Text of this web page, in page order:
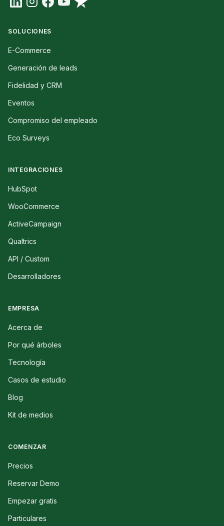
SOLUCIONES
E-Commerce
Generación de leads
Fidelidad y CRM
Eventos
Compromiso del empleado
Eco Surveys
INTEGRACIONES
HubSpot
WooCommerce
ActiveCampaign
Qualtrics
API / Custom
Desarrolladores
EMPRESA
Acerca de
Por qué árboles
Tecnología
Casos de estudio
Blog
Kit de medios
COMENZAR
Precios
Reservar Demo
Empezar gratis
Particulares